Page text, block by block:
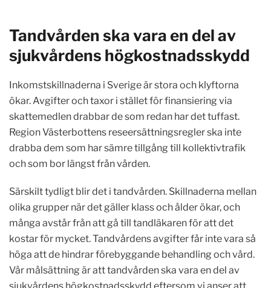
Tandvården ska vara en del av
sjukvårdens högkostnadsskydd
Inkomstskillnaderna i Sverige är stora och klyftorna
ökar. Avgifter och taxor i stället för finansiering via
skattemedlen drabbar de som redan har det tuffast.
Region Västerbottens reseersättningsregler ska inte
drabba dem som har sämre tillgång till kollektivtrafik
och som bor längst från vården.
Särskilt tydligt blir det i tandvården. Skillnaderna mellan
olika grupper när det gäller klass och ålder ökar, och
många avstår från att gå till tandläkaren för att det
kostar för mycket. Tandvårdens avgifter får inte vara så
höga att de hindrar förebyggande behandling och vård.
Vår målsättning är att tandvården ska vara en del av